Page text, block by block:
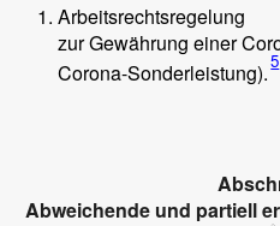
Arbeitsrechtsregelung
zur Gewährung einer
Corona-Sonderleistung).5
Abweichende und partiell